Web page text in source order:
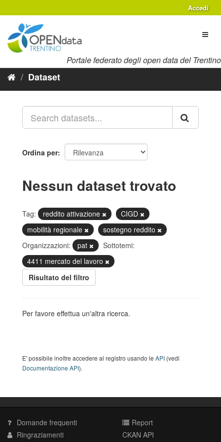
al
contenuto
Accedi
Portale federato degli open data del Trentino
Dataset
Ordina per
Nessun dataset trovato
Tag: reddito attivazione
CIGD
mobilità regionale
sostegno reddito
Organizzazioni:
pat
Sottotemi:
4411 mercato del lavoro
Risultato del filtro
Per favore effettua un'altra ricerca.
E' possibile inoltre accedere al registro usando le API (vedi
Documentazione API).
Domande frequenti
Ringraziamenti
Report
CKAN API